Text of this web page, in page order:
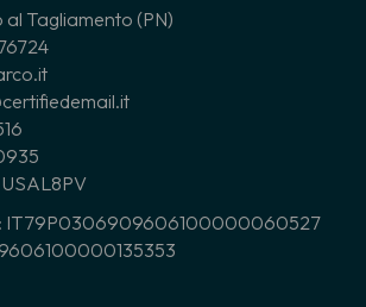
Tagliamento (PN)
IT79P0306909606100000060527